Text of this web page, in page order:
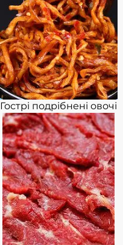
Гострі подрібнені овочі